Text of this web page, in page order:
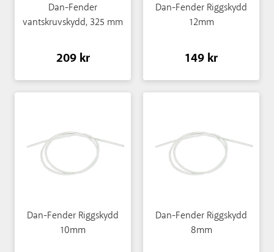
Dan-Fender
vantskruvskydd, 325 mm
209 kr
Dan-Fender Riggskydd
12mm
149 kr
Dan-Fender Riggskydd
10mm
Dan-Fender Riggskydd
8mm